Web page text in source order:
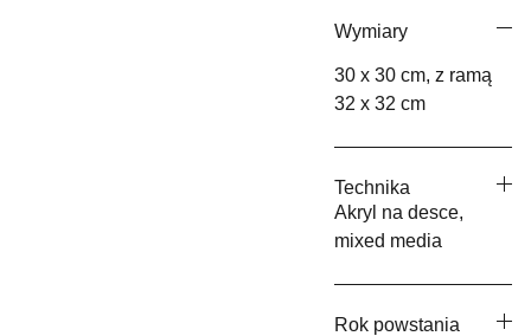
Wymiary
30 x 30 cm, z ramą
32 x 32 cm
Technika
Akryl na desce,
mixed media
Rok powstania